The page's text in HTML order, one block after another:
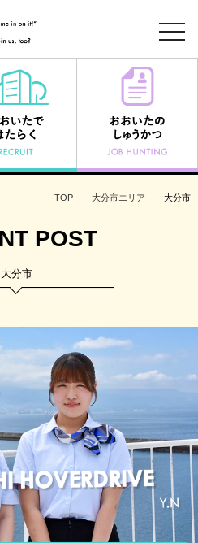
TOP 大分市エリア 大分市
POST
大分市